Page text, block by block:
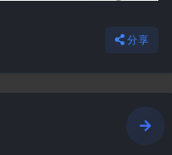
分享